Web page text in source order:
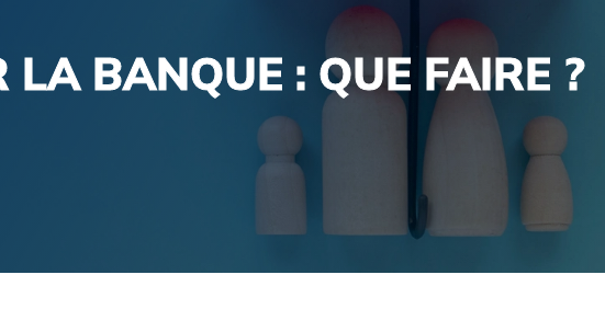
LA BANQUE : QUE FAIRE ?